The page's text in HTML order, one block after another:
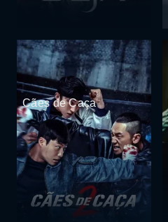
Cães de Caça